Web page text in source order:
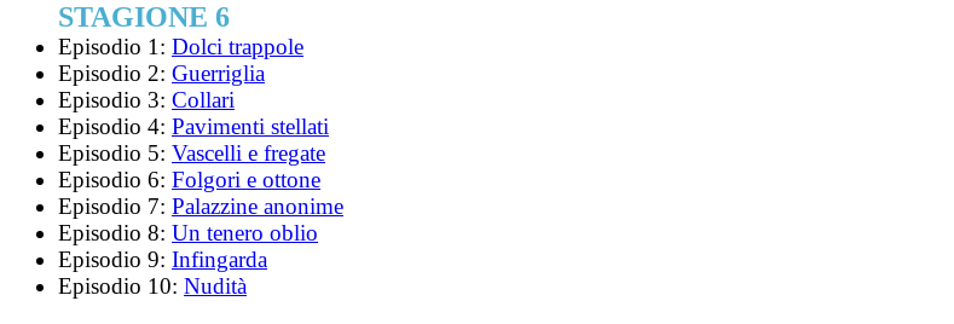
STAGIONE 6
Episodio 1: Dolci trappole
Episodio 2: Guerriglia
Episodio 3: Collari
Episodio 4: Pavimenti stellati
Episodio 5: Vascelli e fregate
Episodio 6: Folgori e ottone
Episodio 7: Palazzine anonime
Episodio 8: Un tenero oblio
Episodio 9: Infingarda
Episodio 10: Nudità